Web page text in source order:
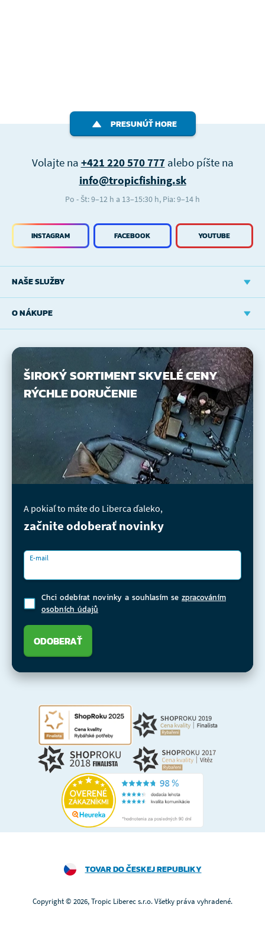
PRESUNÚŤ HORE
NAŠE SLUŽBY
O NÁKUPE
INSTAGRAM FACEBOOK YOUTUBE
Volajte na +421 220 570 777alebo píšte na
info@tropicfishing.sk
Po - Št: 9–12 h a 13–15:30 h, Pia: 9–14 h
ŠIROKÝ SORTIMENTSKVELÉ CENY
RÝCHLE DORUČENIE
A pokiaľ to máte do Liberca ďaleko,
začnite odoberať novinky
E-mail
Chci odebírat novinky a souhlasím se zpracováním
osobních údajů
ODOBERAŤ
TOVAR DO ČESKEJ REPUBLIKY
Copyright © 2026, Tropic Liberec s.r.o. Všetky práva vyhradené.